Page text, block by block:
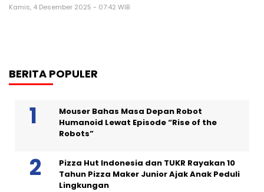
Kamis, 4 Desember 2025 - 07:42 WIB
BERITA POPULER
Mouser Bahas Masa Depan Robot
Humanoid Lewat Episode “Rise of the
Robots”
Pizza Hut Indonesia dan TUKR Rayakan 10
Tahun Pizza Maker Junior Ajak Anak Peduli
Lingkungan